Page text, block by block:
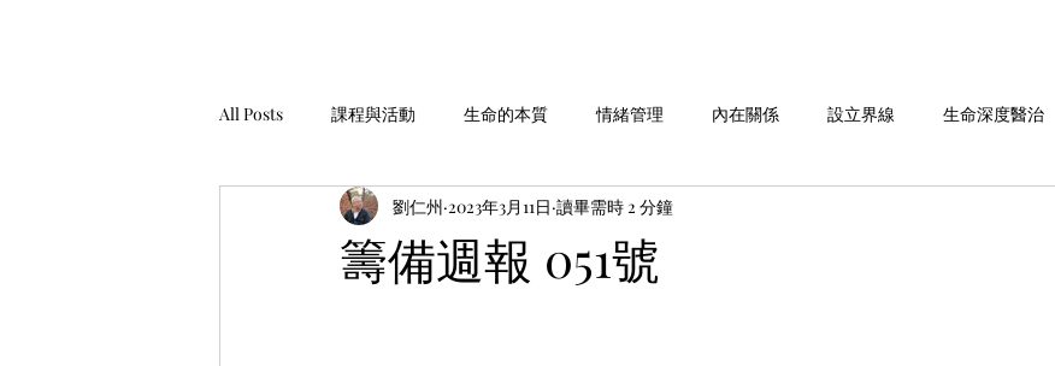
All Posts 課程與活動 生命的本質 情緒管理 內在關係 設立界線 生命深度醫治
工作與金錢 生命故事分享 劉老師說 系列
籌備週報 051號
劉仁州 2023年3月11日 讀畢需時 2 分鐘